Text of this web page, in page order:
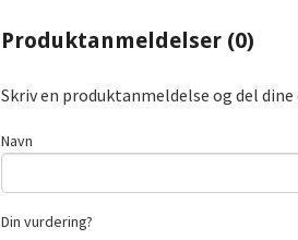
Produktanmeldelser (0)
Skriv en produktanmeldelse og del
Navn
Din vurdering?